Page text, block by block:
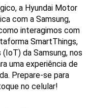
a Hyundai Motor
com a Samsung,
interagimos com
SmartThings,
da Samsung, nos
uma experiência de
Prepare-se para
no celular!